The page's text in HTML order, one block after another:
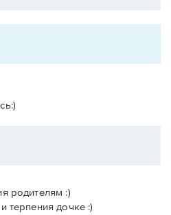
родителям :)
терпения дочке :)